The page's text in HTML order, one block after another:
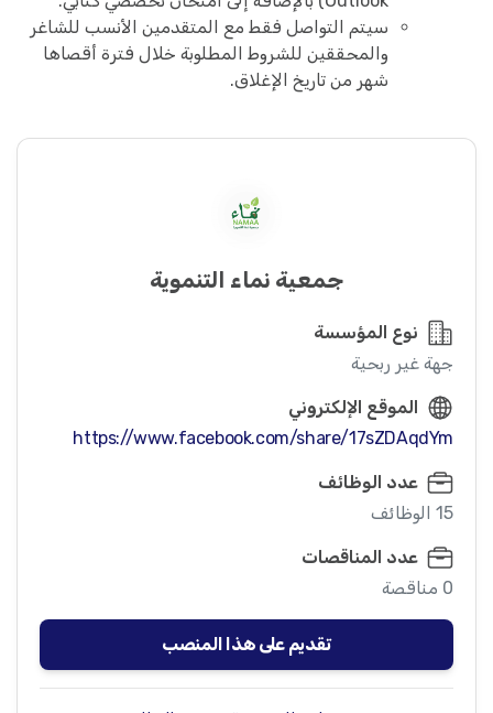
سيتم التواصل فقط مع المتقدمين الأنسب للشاغر
والمحققين للشروط المطلوبة خلال فترة أقصاها
شهر من تاريخ الإغلاق.
جمعية نماء التنموية
نوع المؤسسة
جهة غير ربحية
الموقع الإلكتروني
https://www.facebook.com/share/17sZDAqdYm
عدد الوظائف
15 الوظائف
عدد المناقصات
0 مناقصة
تقديم على هذا المنصب